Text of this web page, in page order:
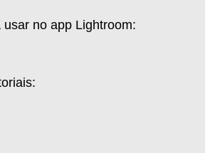
no app Lightroom: